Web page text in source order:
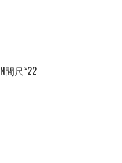
間尺*22